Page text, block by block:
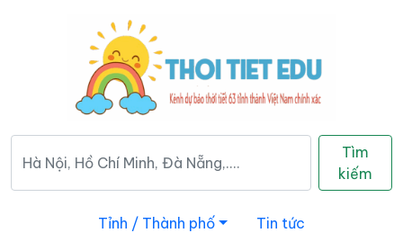
Tìm
kiếm
Tỉnh / Thành phố Tin tức